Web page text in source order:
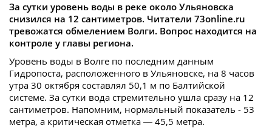
За сутки уровень воды в реке около Ульяновска
снизился на 12 сантиметров. Читатели 73online.ru
тревожатся обмелением Волги. Вопрос находится на
контроле у главы региона.
Уровень воды в Волге по последним данным
Гидропоста, расположенного в Ульяновске, на 8 часов
утра 30 октября составлял 50,1 м по Балтийской
системе. За сутки вода стремительно ушла сразу на 12
сантиметров. Напомним, нормальный показатель - 53
метра, а критическая отметка — 45,5 метра.